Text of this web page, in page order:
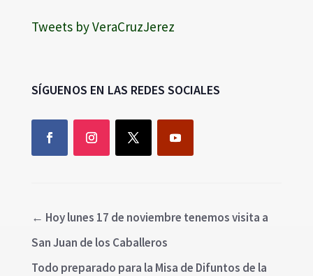
Tweets by VeraCruzJerez
SÍGUENOS EN LAS REDES SOCIALES
← Hoy lunes 17 de noviembre tenemos visita a
San Juan de los Caballeros
Todo preparado para la Misa de Difuntos de la